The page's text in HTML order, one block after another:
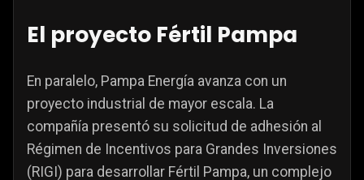
El proyecto Fértil Pampa
En paralelo, Pampa Energía avanza con un
proyecto industrial de mayor escala. La
compañía presentó su solicitud de adhesión al
Régimen de Incentivos para Grandes Inversiones
(RIGI) para desarrollar Fértil Pampa, un complejo